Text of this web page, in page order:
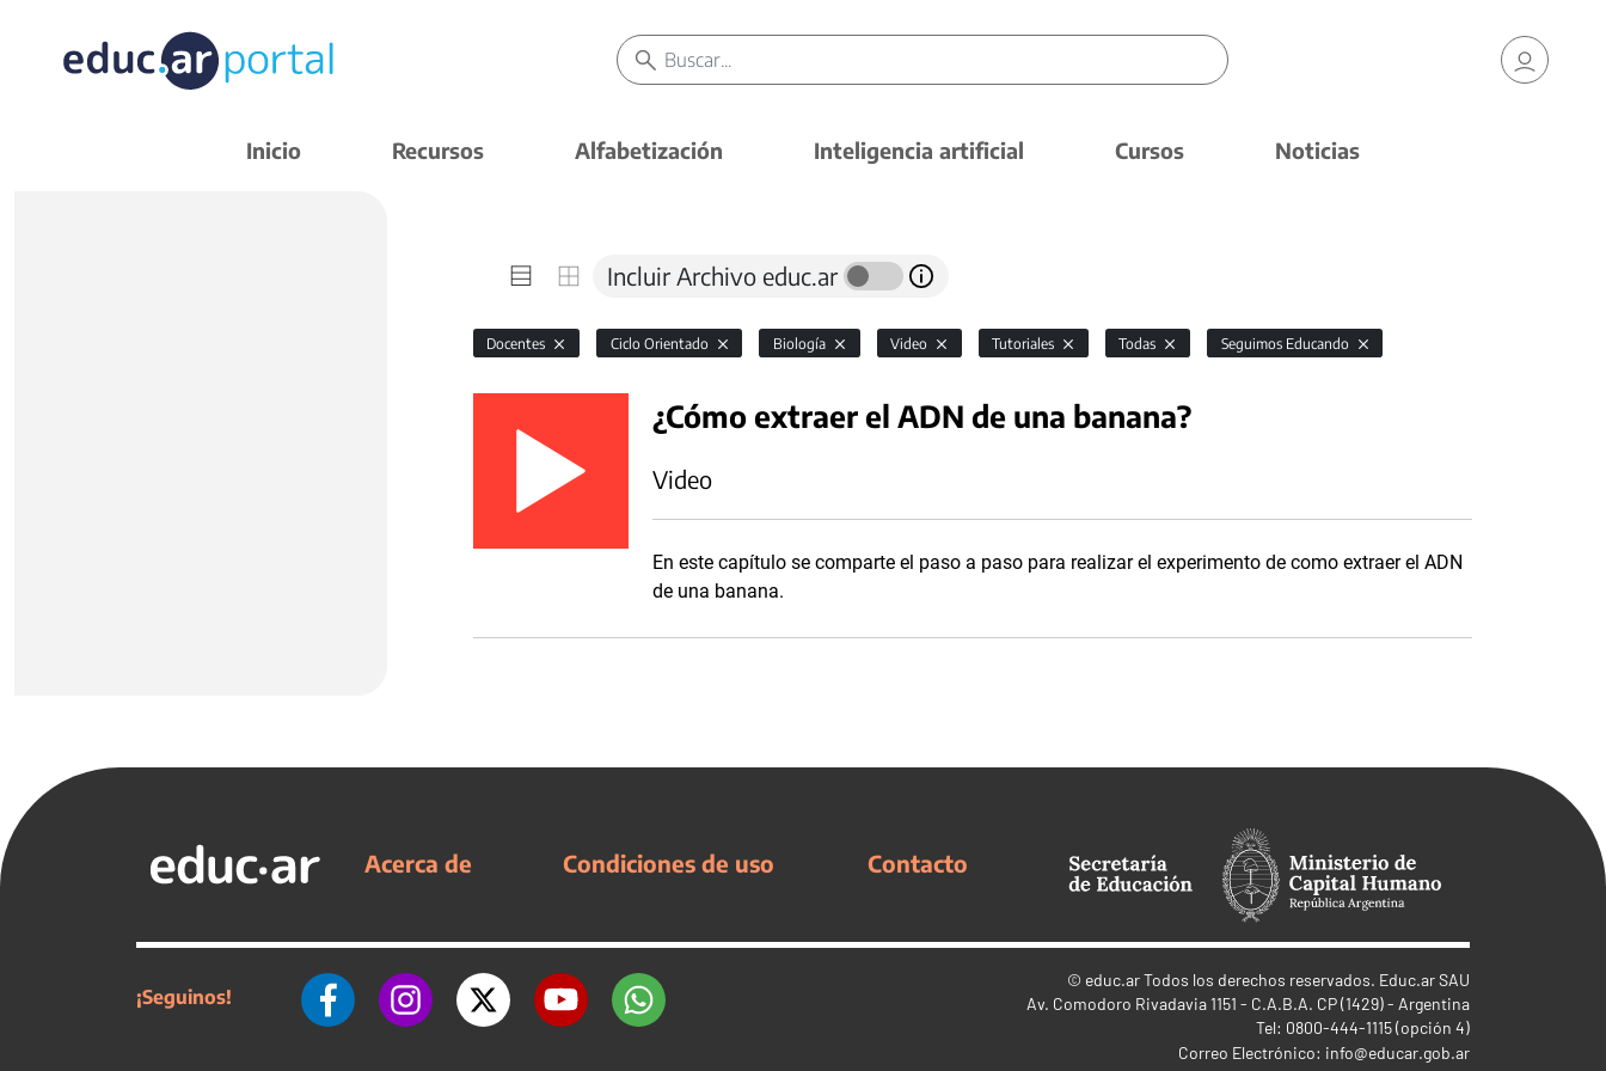
Inicio Recursos Alfabetización Inteligencia artificial Cursos Noticias
Incluir Archivo educ.ar
Docentes Ciclo Orientado Biología Video Tutoriales Todas Seguimos Educando
¿Cómo extraer el ADN de una banana?
Video
En este capítulo se comparte el paso a paso para realizar el experimento de como extraer el ADN
de una banana.
Acerca de Condiciones de uso Contacto
¡Seguinos!
© educ.arTodos los derechos reservados. Educ.ar SAU
Av. Comodoro Rivadavia 1151 - C.A.B.A. CP (1429) - Argentina
Tel: 0800-444-1115 (opción 4)
Correo Electrónico: info@educar.gob.ar